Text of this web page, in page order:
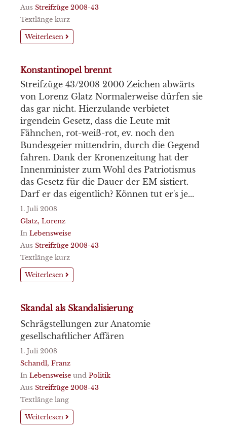
Aus Streifzüge 2008-43
Textlänge kurz
Weiterlesen
Konstantinopel brennt
Streifzüge 43/2008 2000 Zeichen abwärts
von Lorenz Glatz Normalerweise dürfen sie
das gar nicht. Hierzulande verbietet
irgendein Gesetz, dass die Leute mit
Fähnchen, rot-weiß-rot, ev. noch den
Bundesgeier mittendrin, durch die Gegend
fahren. Dank der Kronenzeitung hat der
Innenminister zum Wohl des Patriotismus
das Gesetz für die Dauer der EM sistiert.
Darf er das eigentlich? Können tut er's je...
1. Juli 2008
Glatz, Lorenz
In Lebensweise
Aus Streifzüge 2008-43
Textlänge kurz
Weiterlesen
Skandal als Skandalisierung
Schrägstellungen zur Anatomie
gesellschaftlicher Affären
1. Juli 2008
Schandl, Franz
In Lebensweise und Politik
Aus Streifzüge 2008-43
Textlänge lang
Weiterlesen